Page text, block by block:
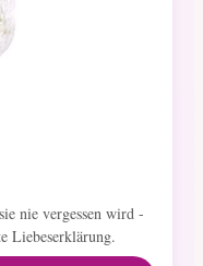
nie vergessen wird -
Liebeserklärung.